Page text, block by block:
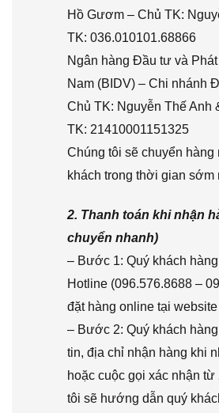
Hồ Gươm – Chủ TK:
TK: 036.010101.68866
Ngân hàng Đầu tư và
Nam (BIDV) – Chi nhánh
Chủ TK: Nguyễn Thế Anh
TK: 21410001151325
Chúng tôi sẽ chuyển
khách trong thời gian sớm
2. Thanh toán khi nhận
chuyển nhanh)
– Bước 1: Quý khách
Hotline (096.576.8688 –
đặt hàng online tại website
– Bước 2: Quý khách
tin, địa chỉ nhận hàng khi
hoặc cuộc gọi xác nhận
tôi sẽ hướng dẫn quý